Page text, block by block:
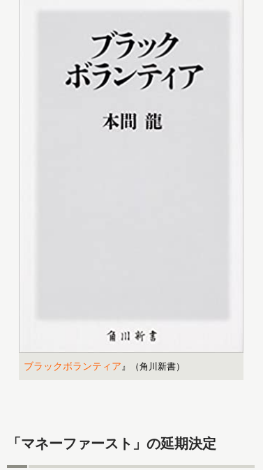
ブラックボランティア』（角川新書）
「マネーファースト」の延期決定